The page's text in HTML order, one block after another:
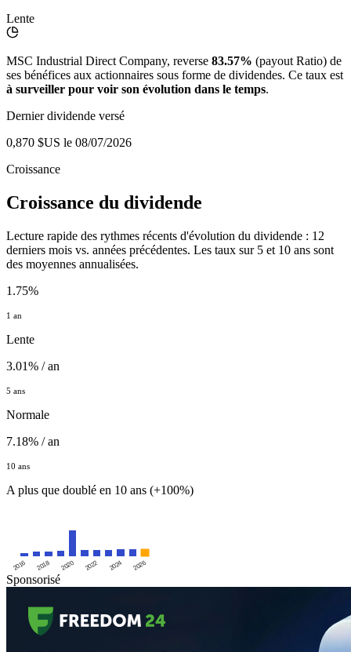
Lente
MSC Industrial Direct Company, reverse 83.57% (payout Ratio) de
ses bénéfices aux actionnaires sous forme de dividendes. Ce taux est
à surveiller pour voir son évolution dans le temps.
Dernier dividende versé
0,870 $US le 08/07/2026
Croissance
Croissance du dividende
Lecture rapide des rythmes récents d'évolution du dividende : 12
derniers mois vs. années précédentes. Les taux sur 5 et 10 ans sont
des moyennes annualisées.
1.75%
1 an
Lente
3.01% / an
5 ans
Normale
7.18% / an
10 ans
A plus que doublé en 10 ans (+100%)
2016 2018 2020 2022 2024 2026
Sponsorisé